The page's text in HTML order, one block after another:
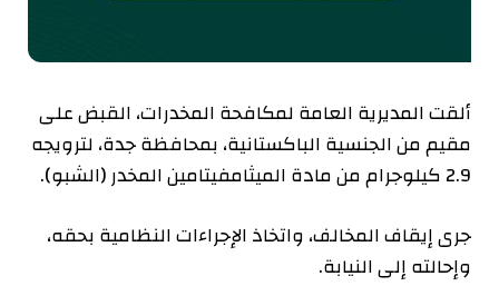
ألقت المديرية العامة لمكافحة المخدرات، القبض على
مقيم من الجنسية الباكستانية، بمحافظة جدة، لترويجه
2.9 كيلوجرام من مادة الميثامفيتامين المخدر (الشبو).
جرى إيقاف المخالف، واتخاذ الإجراءات النظامية بحقه،
وإحالته إلى النيابة.